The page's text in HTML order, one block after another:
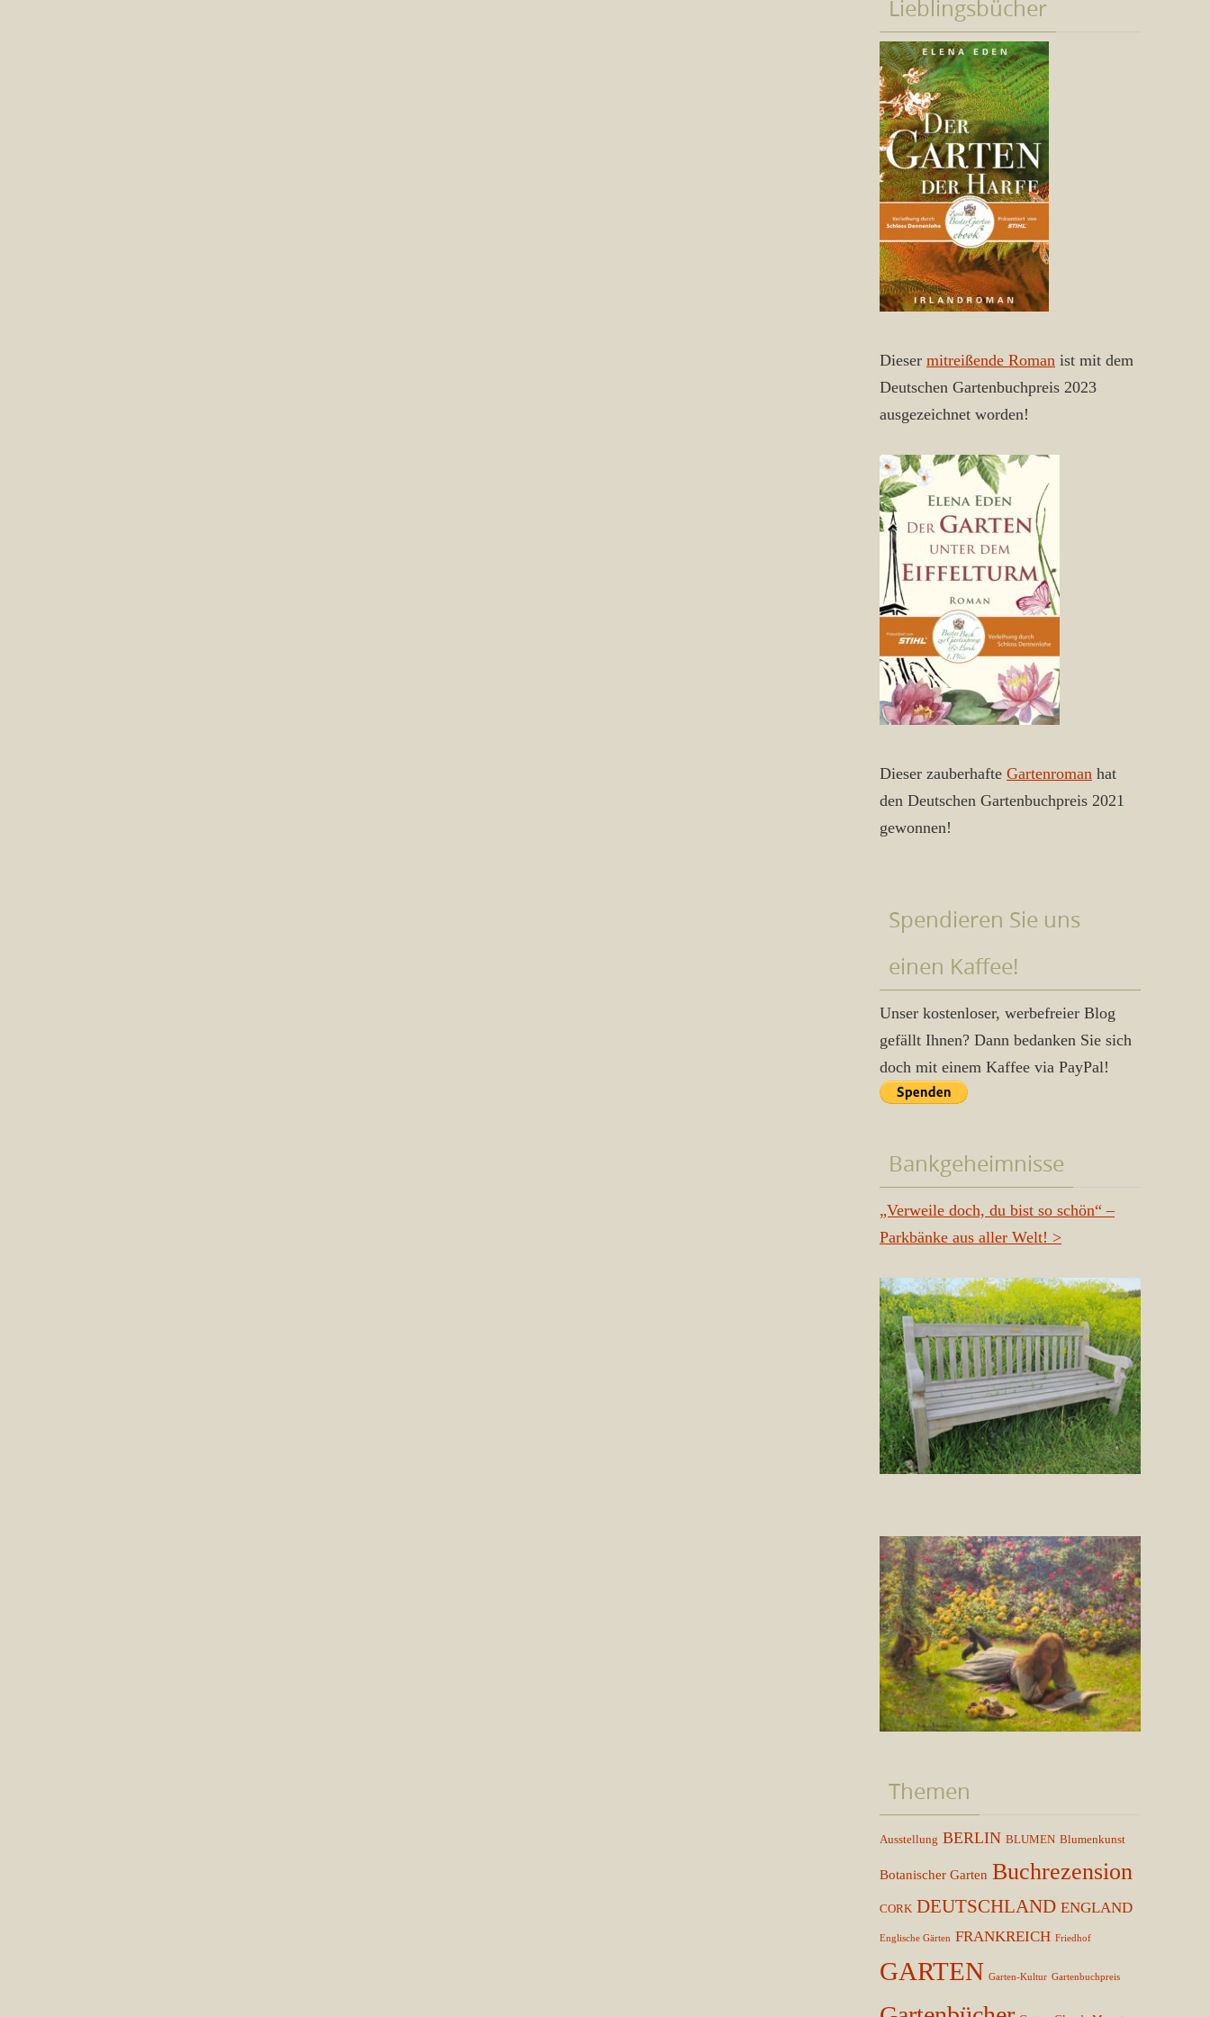
Lieblingsbücher
Dieser mitreißende Roman ist mit dem
Deutschen Gartenbuchpreis 2023
ausgezeichnet worden!
Dieser zauberhafte Gartenroman hat
den Deutschen Gartenbuchpreis 2021
gewonnen!
Spendieren Sie uns
einen Kaffee!
Unser kostenloser, werbefreier Blog
gefällt Ihnen? Dann bedanken Sie sich
doch mit einem Kaffee via PayPal!
Bankgeheimnisse
„Verweile doch, du bist so schön“ –
Parkbänke aus aller Welt! >
Themen
Ausstellung BERLIN BLUMEN Blumenkunst
Botanischer Garten Buchrezension
CORK DEUTSCHLAND ENGLAND
Englische Gärten FRANKREICH Friedhof
GARTEN Garten-Kultur Gartenbuchpreis